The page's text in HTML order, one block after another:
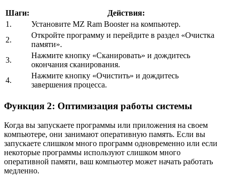
Шаги:
Действия:
1.
Установите MZ Ram Booster на компьютер.
2.
Откройте программу и перейдите в раздел «Очистка
памяти».
3.
Нажмите кнопку «Сканировать» и дождитесь
окончания сканирования.
4.
Нажмите кнопку «Очистить» и дождитесь
завершения процесса.
Функция 2: Оптимизация работы системы
Когда вы запускаете программы или приложения на своем
компьютере, они занимают оперативную память. Если вы
запускаете слишком много программ одновременно или если
некоторые программы используют слишком много
оперативной памяти, ваш компьютер может начать работать
медленно.